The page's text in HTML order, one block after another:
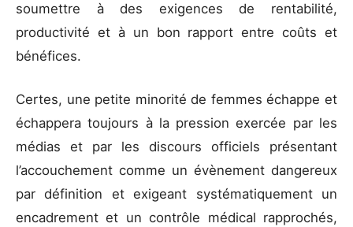
soumettre à des exigences de rentabilité,
productivité et à un bon rapport entre coûts et
bénéfices.
Certes, une petite minorité de femmes échappe et
échappera toujours à la pression exercée par les
médias et par les discours officiels présentant
l’accouchement comme un évènement dangereux
par définition et exigeant systématiquement un
encadrement et un contrôle médical rapprochés,